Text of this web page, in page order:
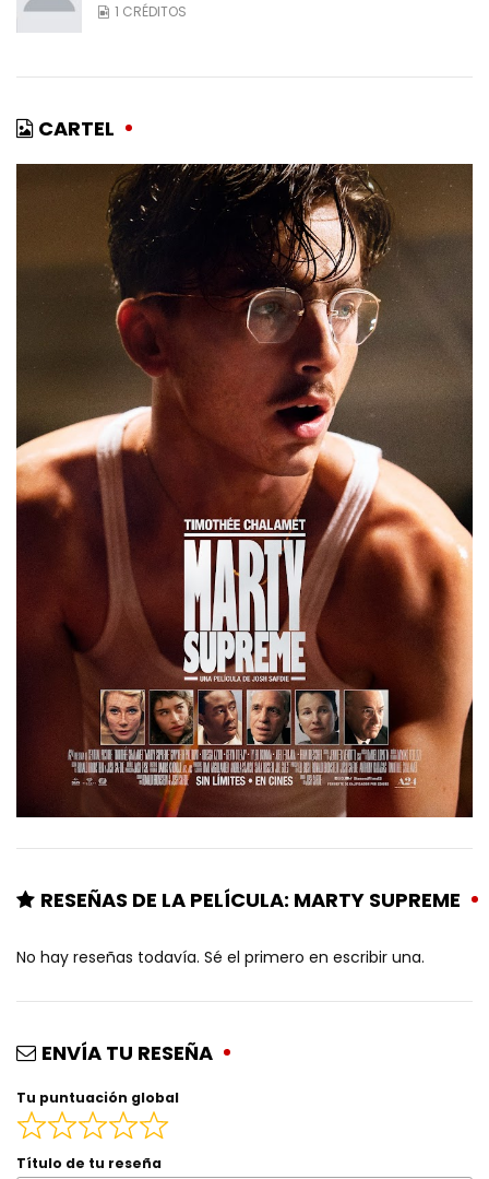
1 CRÉDITOS
CARTEL
RESEÑAS DE LA PELÍCULA: MARTY SUPREME
No hay reseñas todavía. Sé el primero en escribir una.
ENVÍA TU RESEÑA
Tu puntuación global
Título de tu reseña